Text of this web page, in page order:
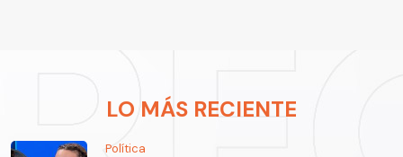
LO MÁS RECIENTE
Política